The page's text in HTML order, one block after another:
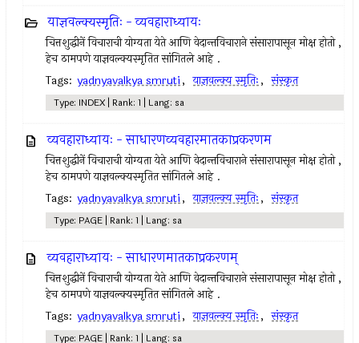
याज्ञवल्क्यस्मृतिः - व्यवहाराध्यायः
चित्तशुद्धीनें विचाराची योग्यता येते आणि वेदान्तविचाराने संसारापासून मोक्ष होतो ,
हेच ठामपणे याज्ञवल्क्यस्मृतित सांगितले आहे .
Tags: yadnyavalkya smruti, याज्ञवल्क्य स्मृतिः, संस्कृत
Type: INDEX | Rank: 1 | Lang: sa
व्यवहाराध्यायः - साधारणव्यवहारमातकाप्रकरणम
चित्तशुद्धीनें विचाराची योग्यता येते आणि वेदान्तविचाराने संसारापासून मोक्ष होतो ,
हेच ठामपणे याज्ञवल्क्यस्मृतित सांगितले आहे .
Tags: yadnyavalkya smruti, याज्ञवल्क्य स्मृतिः, संस्कृत
Type: PAGE | Rank: 1 | Lang: sa
व्यवहाराध्यायः - साधारणमातकाप्रकरणम्
चित्तशुद्धीनें विचाराची योग्यता येते आणि वेदान्तविचाराने संसारापासून मोक्ष होतो ,
हेच ठामपणे याज्ञवल्क्यस्मृतित सांगितले आहे .
Tags: yadnyavalkya smruti, याज्ञवल्क्य स्मृतिः, संस्कृत
Type: PAGE | Rank: 1 | Lang: sa